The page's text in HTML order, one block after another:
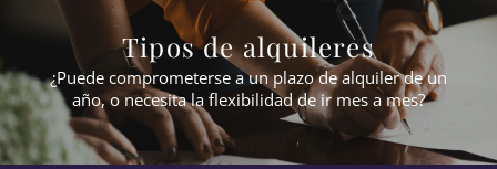
Tipos de alquileres
¿Puede comprometerse a un plazo de alquiler de un
año, o necesita la flexibilidad de ir mes a mes?